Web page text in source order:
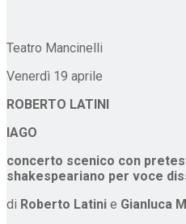
Teatro Mancinelli
Venerdì 19 aprile
ROBERTO LATINI
IAGO
concerto scenico con
shakespeariano per voce
di Roberto Latini e